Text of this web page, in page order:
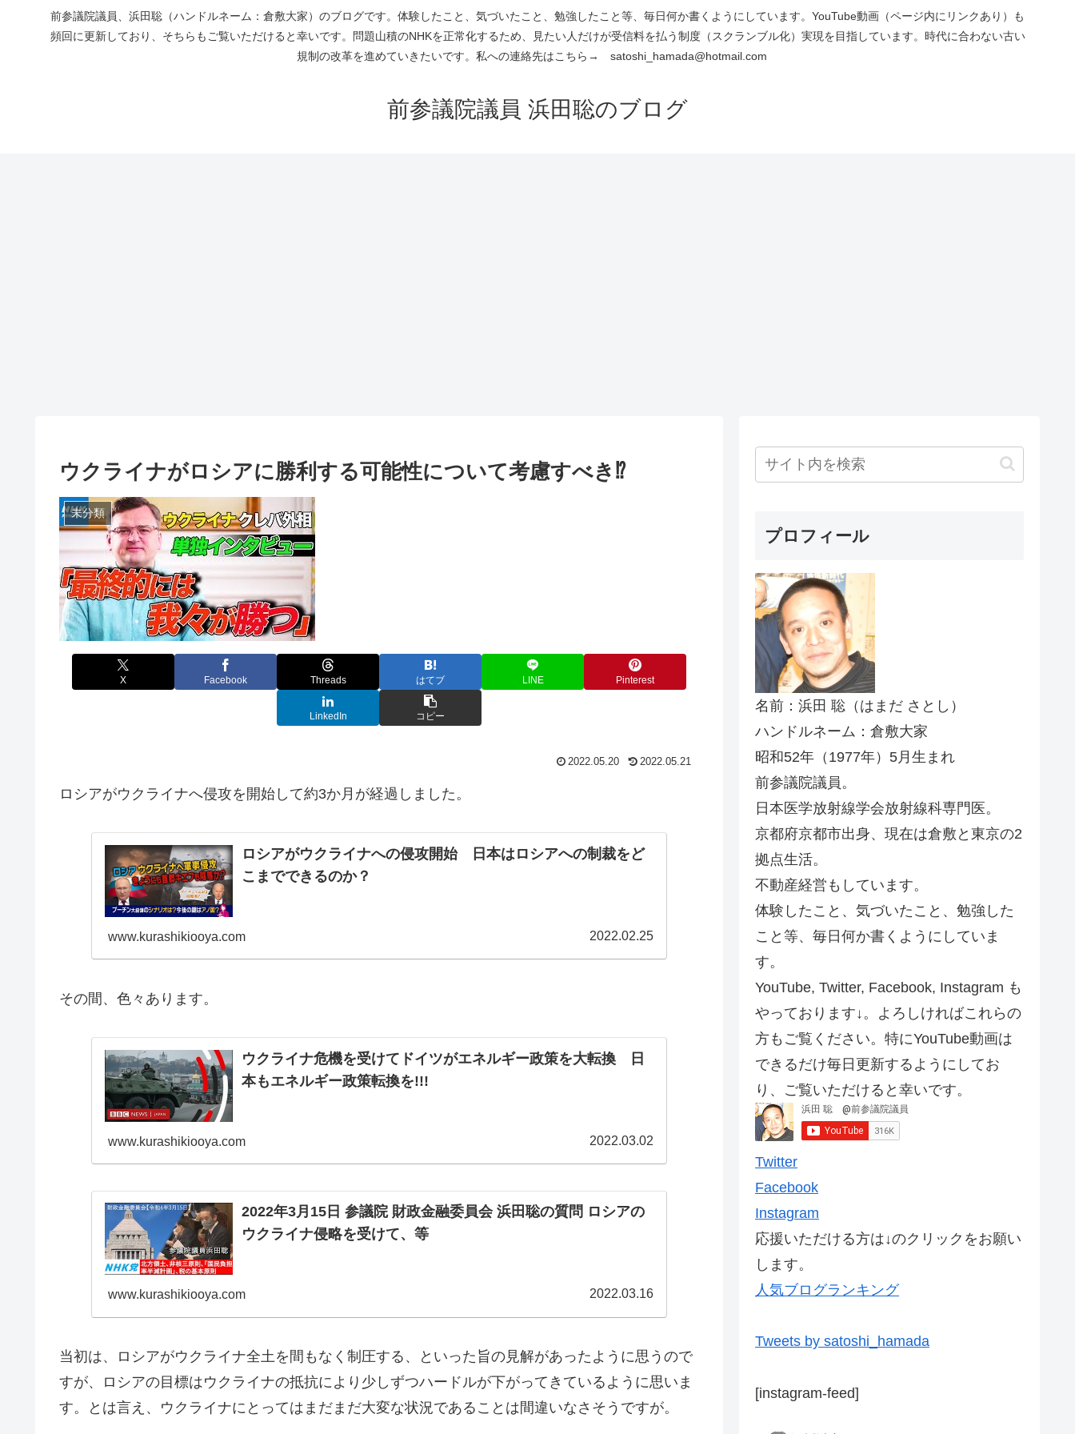
前参議院議員、浜田聡（ハンドルネーム：倉敷大家）のブログです。体験したこと、気づいたこと、勉強したこと等、毎日何か書くようにしています。YouTube動画（ページ内にリンクあり）も
頻回に更新しており、そちらもご覧いただけると幸いです。問題山積のNHKを正常化するため、見たい人だけが受信料を払う制度（スクランブル化）実現を目指しています。時代に合わない古い
規制の改革を進めていきたいです。私への連絡先はこちら→ satoshi_hamada@hotmail.com
前参議院議員 浜田聡のブログ
ウクライナがロシアに勝利する可能性について考慮すべき⁉
未分類
X Facebook Threads はてブ LINE Pinterest
LinkedIn コピー
2022.05.20 2022.05.21
ロシアがウクライナへ侵攻を開始して約3か月が経過しました。
ロシアがウクライナへの侵攻開始 日本はロシアへの制裁をど
こまでできるのか？
www.kurashikiooya.com 2022.02.25
その間、色々あります。
ウクライナ危機を受けてドイツがエネルギー政策を大転換 日
本もエネルギー政策転換を!!!
www.kurashikiooya.com 2022.03.02
2022年3月15日 参議院 財政金融委員会 浜田聡の質問 ロシアの
ウクライナ侵略を受けて、等
www.kurashikiooya.com 2022.03.16
当初は、ロシアがウクライナ全土を間もなく制圧する、といった旨の見解があったように思うので
すが、ロシアの目標はウクライナの抵抗により少しずつハードルが下がってきているように思いま
す。とは言え、ウクライナにとってはまだまだ大変な状況であることは間違いなさそうですが。
プロフィール
名前：浜田 聡（はまだ さとし）
ハンドルネーム：倉敷大家
昭和52年（1977年）5月生まれ
前参議院議員。
日本医学放射線学会放射線科専門医。
京都府京都市出身、現在は倉敷と東京の2
拠点生活。
不動産経営もしています。
体験したこと、気づいたこと、勉強した
こと等、毎日何か書くようにしていま
す。
YouTube, Twitter, Facebook, Instagram も
やっております↓。よろしければこれらの
方もご覧ください。特にYouTube動画は
できるだけ毎日更新するようにしてお
り、ご覧いただけると幸いです。
Twitter
Facebook
Instagram
応援いただける方は↓のクリックをお願い
します。
人気ブログランキング
Tweets by satoshi_hamada
[instagram-feed]